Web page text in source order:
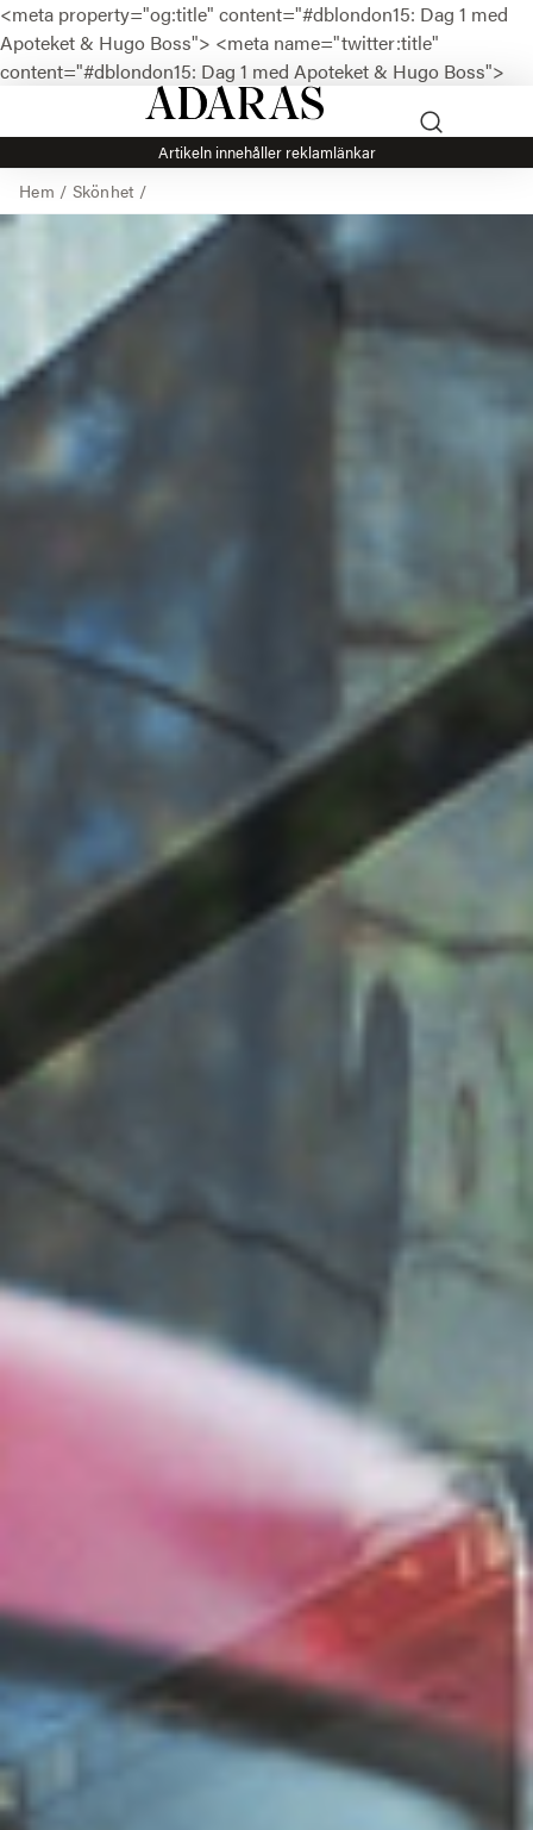
<meta property="og:title" content="#dblondon15: Dag 1 med
Apoteket & Hugo Boss"> <meta name="twitter:title"
content="#dblondon15: Dag 1 med Apoteket & Hugo Boss">
Artikeln innehåller reklamlänkar
Hem / Skönhet/